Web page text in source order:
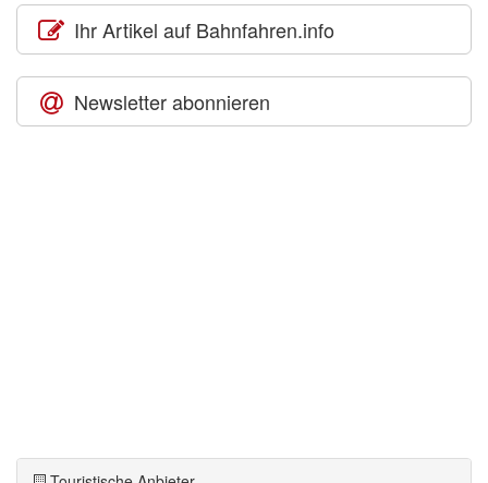
Ihr Artikel auf Bahnfahren.info
Newsletter abonnieren